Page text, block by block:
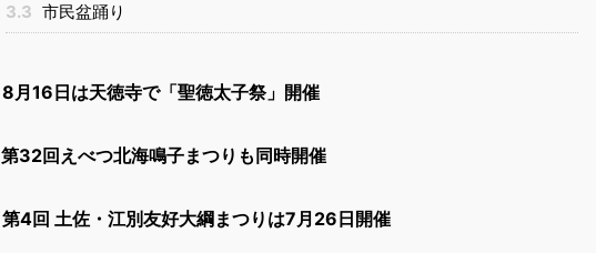
3.3 市民盆踊り
8月16日は天徳寺で「聖徳太子祭」開催
第32回えべつ北海鳴子まつりも同時開催
第4回 土佐・江別友好大綱まつりは7月26日開催